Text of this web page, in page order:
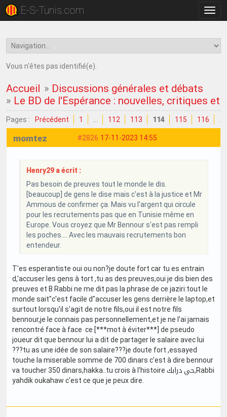
la
E-S-Tunis.com
Vous n'êtes pas identifié(e).
Accueil » Discussions générales et débats
» Le BD de l'Espérance : nouvelles, critiques et
Pages : Précédent 1 112 113 114 115 116
#2826 17-11-2023 14:55
momtez
Henry29 a écrit :
Pas besoin de preuves tout le monde le dis.
[beaucoup] de gens le dise mais c'est à la justice et Mr
Ammous de confirmer ça. Mais vu l'argent qui circule
pour les recrutements pas que en Tunisie même en
Europe. Vous croyez que Mr Bennour s'est pas rempli
les poches.... Avec les mauvais recrutements bon
entendeur.
T'es esperantiste oui ou non?je doute fort car tu es entrain
d,'accuser les gens à tort ,tu as des preuves,oui je dis bien des
preuves et B Rabbi ne me dit pas la phrase de ce jaziri:tout le
monde sait"c'est facile d"accuser les gens derrière le laptop,et
surtout lorsqu'il s'agit de notre fils,oui il est notre fils
bennour,je le connais pas personnellement,et je ne l'ai jamais
rencontré face à face ce [***mot à éviter***] de pseudo
joueur dit que bennour lui a dit de partager le salaire avec lui
???tu as une idée de son salaire???je doute fort ,essayed
touche la miserable somme de 700 dinars c'est à dire bennour
va toucher 350 dinars,hakka..tu crois à l'histoire حي درابك,Rabbi
yahdik oukahaw c'est ce que je peux dire.